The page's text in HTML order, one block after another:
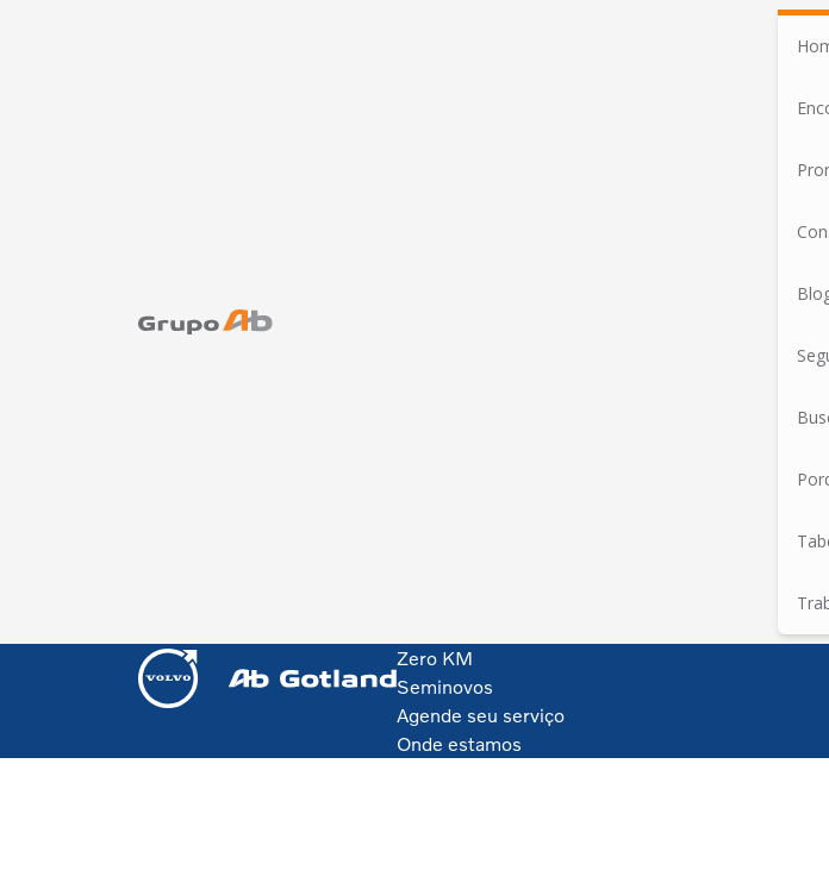
Zero KM
Seminovos
Agende seu serviço
Onde estamos